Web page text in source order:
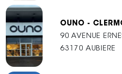
OUNO -
90 AVENUE
63170 AUBIERE